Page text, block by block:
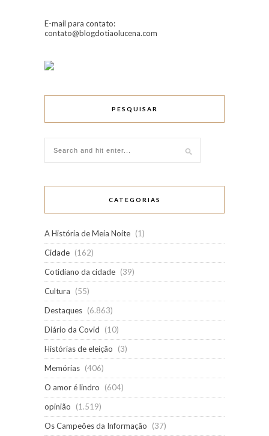
E-mail para contato:
contato@blogdotiaolucena.com
PESQUISAR
CATEGORIAS
A História de Meia Noite (1)
Cidade (162)
Cotidiano da cidade (39)
Cultura
(55)
Destaques (6.863)
Diário da Covid
(10)
Histórias de eleição
(3)
Memórias (406)
O amor é lindro
(604)
opinião
(1.519)
Os Campeões da Informação
(37)